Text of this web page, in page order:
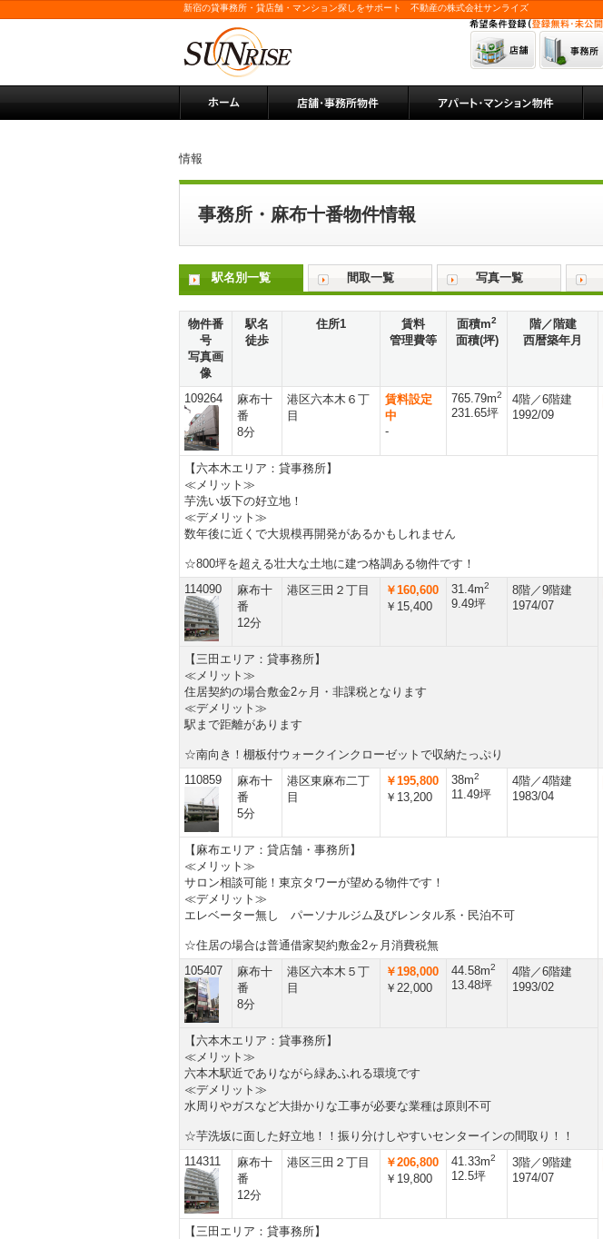
新宿の貸事務所・貸店舗・マンション探しをサポート 不動産の株式会社サンライズ
情報
事務所・麻布十番物件情報
駅名別一覧 間取一覧 写真一覧
物件番
号
写真画
像
駅名
徒歩
住所1
賃料
管理費等
面積m2
面積(坪)
階／階建
西暦築年月
109264
麻布十
番
8分
港区六本木６丁
目
賃料設定
中
-
765.79m2
231.65坪
4階／6階建
1992/09
【六本木エリア：貸事務所】
≪メリット≫
芋洗い坂下の好立地！
≪デメリット≫
数年後に近くで大規模再開発があるかもしれません
☆800坪を超える壮大な土地に建つ格調ある物件です！
114090
麻布十
番
12分
港区三田２丁目
￥160,600
￥15,400
31.4m2
9.49坪
8階／9階建
1974/07
【三田エリア：貸事務所】
≪メリット≫
住居契約の場合敷金2ヶ月・非課税となります
≪デメリット≫
駅まで距離があります
☆南向き！棚板付ウォークインクローゼットで収納たっぷり
110859
麻布十
番
5分
港区東麻布二丁
目
￥195,800
￥13,200
38m2
11.49坪
4階／4階建
1983/04
【麻布エリア：貸店舗・事務所】
≪メリット≫
サロン相談可能！東京タワーが望める物件です！
≪デメリット≫
エレベーター無し パーソナルジム及びレンタル系・民泊不可
☆住居の場合は普通借家契約敷金2ヶ月消費税無
105407
麻布十
番
8分
港区六本木５丁
目
￥198,000
￥22,000
44.58m2
13.48坪
4階／6階建
1993/02
【六本木エリア：貸事務所】
≪メリット≫
六本木駅近でありながら緑あふれる環境です
≪デメリット≫
水周りやガスなど大掛かりな工事が必要な業種は原則不可
☆芋洗坂に面した好立地！！振り分けしやすいセンターインの間取り！！
114311
麻布十
番
12分
港区三田２丁目
￥206,800
￥19,800
41.33m2
12.5坪
3階／9階建
1974/07
【三田エリア：貸事務所】